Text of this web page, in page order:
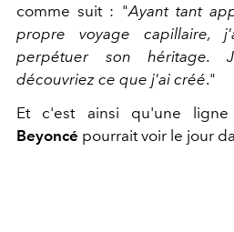
comme suit : "Ayant tant
propre voyage capillaire,
perpétuer son héritage.
découvriez ce que j'ai créé."
Et c'est ainsi qu'une
Beyoncé pourrait voir le jour